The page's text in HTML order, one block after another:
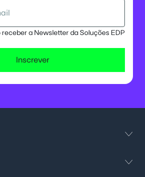
a Newsletter da Soluções EDP
Inscrever